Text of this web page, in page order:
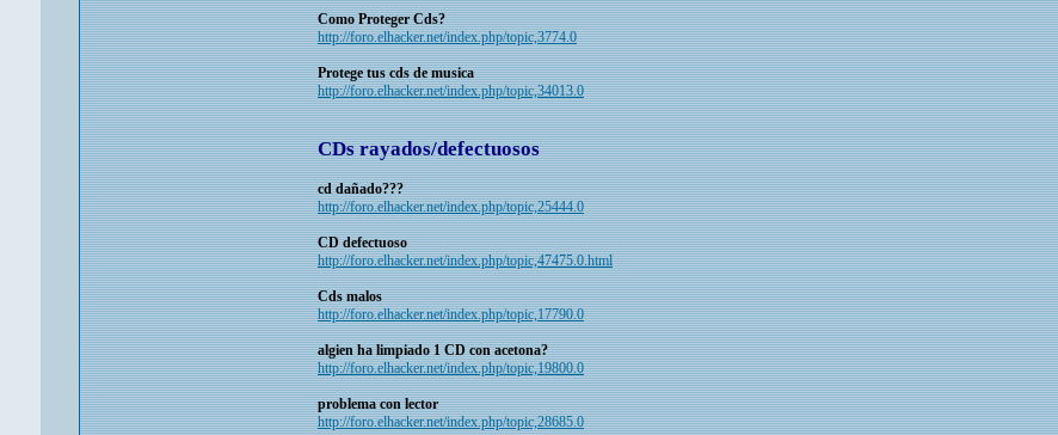
Como Proteger Cds?
http://foro.elhacker.net/index.php/topic,3774.0
Protege tus cds de musica
http://foro.elhacker.net/index.php/topic,34013.0
CDs rayados/defectuosos
cd dañado???
http://foro.elhacker.net/index.php/topic,25444.0
CD defectuoso
http://foro.elhacker.net/index.php/topic,47475.0.html
Cds malos
http://foro.elhacker.net/index.php/topic,17790.0
algien ha limpiado 1 CD con acetona?
http://foro.elhacker.net/index.php/topic,19800.0
problema con lector
http://foro.elhacker.net/index.php/topic,28685.0